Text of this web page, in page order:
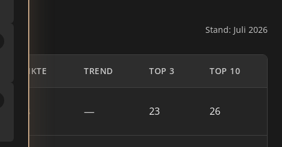
Stand: Juli 2026
PUNKTE TREND TOP 3 TOP 10
808 — 23 26